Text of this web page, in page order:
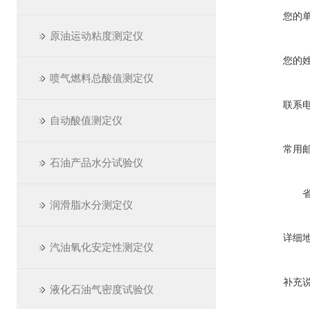
原油运动粘度测定仪
喷气燃料总酸值测定仪
自动酸值测定仪
石油产品水分试验仪
润滑脂水分测定仪
汽油氧化安定性测定仪
液化石油气密度试验仪
您的
您的
联系
常用
详细
补充